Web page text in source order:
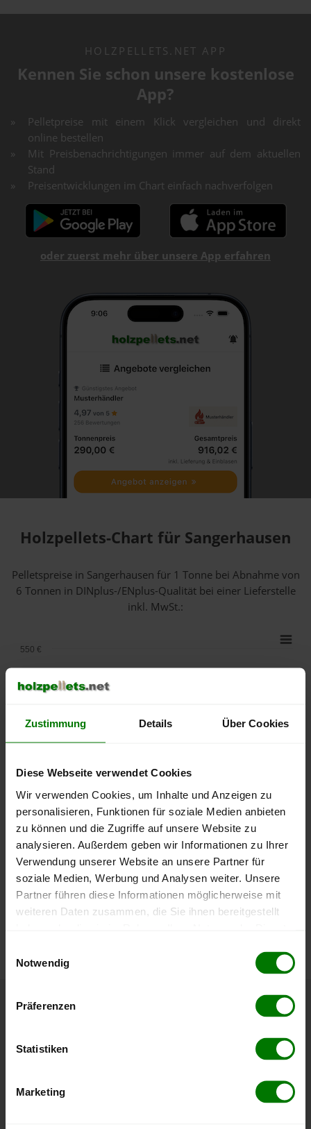
Zustimmung Details Über Cookies
Diese Webseite verwendet Cookies
Wir verwenden Cookies, um Inhalte und Anzeigen zu
personalisieren, Funktionen für soziale Medien anbieten
zu können und die Zugriffe auf unsere Website zu
analysieren. Außerdem geben wir Informationen zu Ihrer
Verwendung unserer Website an unsere Partner für
soziale Medien, Werbung und Analysen weiter. Unsere
Partner führen diese Informationen möglicherweise mit
weiteren Daten zusammen, die Sie ihnen bereitgestellt
Notwendig
Präferenzen
Statistiken
Marketing
HOLZPELLETS.NET APP
Kennen Sie schon unsere kostenlose
App?
Pelletpreise mit einem Klick vergleichen und direkt
online bestellen
Mit Preisbenachrichtigungen immer auf dem aktuellen
Stand
Preisentwicklungen im Chart einfach nachverfolgen
oder zuerst mehr über unsere App erfahren
Holzpellets-Chart für Sangerhausen
Pelletspreise in Sangerhausen für 1 Tonne bei Abnahmevon
6 Tonnen in DINplus-/ENplus-Qualität bei einer Lieferstelle
inkl. MwSt.:
lose Ware Sackware
September
2025
Januar
2026
Mai
2026
250 €
300 €
350 €
400 €
500 €
550 €
Die aktuelle Preisentwicklung für Holzpellets in Deutschland
Höchst- und Tiefststände der
Pelletspreise in Sangerhausen
Pelletspreise für lose Holzpellets und Holzpellets
. Das dazugehörige Datum